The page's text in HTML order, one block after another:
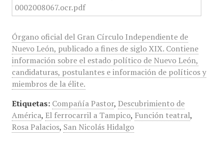
Órgano oficial del Gran Círculo Independiente de
Nuevo León, publicado a fines de siglo XIX. Contiene
información sobre el estado político de Nuevo León,
candidaturas, postulantes e información de políticos y
miembros de la élite.
Etiquetas: Compañía Pastor, Descubrimiento de
América, El ferrocarril a Tampico, Función teatral,
Rosa Palacios, San Nicolás Hidalgo